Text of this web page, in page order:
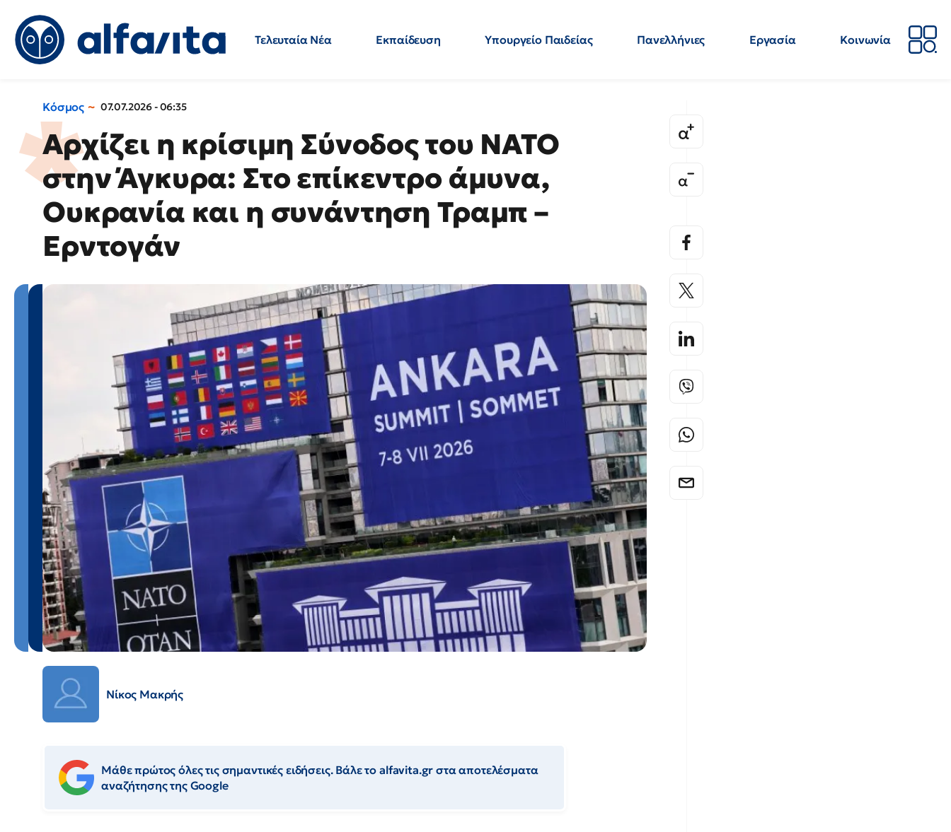
Τελευταία Νέα Εκπαίδευση Υπουργείο Παιδείας Πανελλήνιες Εργασία
Κοινωνία
Κόσμος 07.07.2026 - 06:35
Αρχίζει η κρίσιμη Σύνοδος του ΝΑΤΟ
στην Άγκυρα: Στο επίκεντρο άμυνα,
Ουκρανία και η συνάντηση Τραμπ –
Ερντογάν
Νίκος Μακρής
Μάθε πρώτος όλες τις σημαντικές ειδήσεις. Βάλε το alfavita.gr στα αποτελέσματα
αναζήτησης της Google